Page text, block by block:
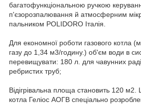
багатофункціональною ручкою
п'єзорозпалювання й атмосферним
пальником POLIDORO Італія.
Для економної роботи газового котла
газу до 1,34 м3/годину.) об'єм води в
перевищувати: 180 л. для чавунних
ребристих труб;
Відігрівальна площа становить 120 м2
котла Геліос АОГВ спеціально